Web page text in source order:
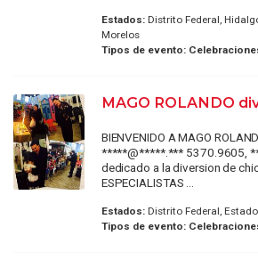
Estados:Distrito Federal,
Morelos
Tipos de evento:
MAGO ROLANDO
BIENVENIDO A MAGO
*****@*****.*** 5370.9605,
dedicado a la diversion de
ESPECIALISTAS ...
Estados:Distrito Federal,
Tipos de evento: